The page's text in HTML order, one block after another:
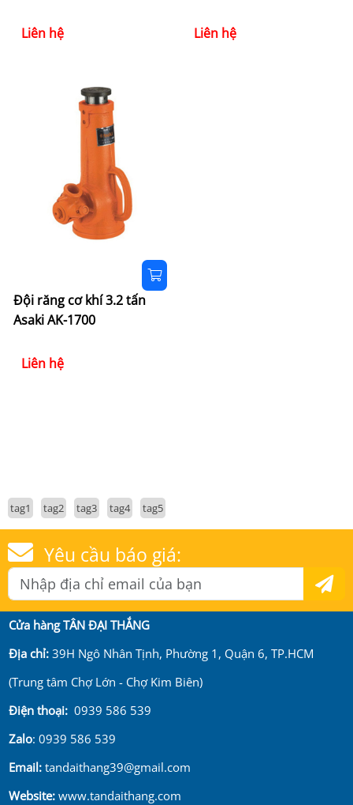
Liên hệ Liên hệ
Đội răng cơ khí 3.2 tấn
Asaki AK-1700
Liên hệ
tag1 tag2 tag3 tag4 tag5
Yêu cầu báo giá:
Cửa hàng TÂN ĐẠI THẮNG
Địa chỉ:39H Ngô Nhân Tịnh, Phường 1, Quận 6, TP.HCM
(Trung tâm Chợ Lớn - Chợ Kim Biên)
Điện thoại: 0939 586 539
Zalo: 0939 586 539
Email:tandaithang39@gmail.com
Website:www.tandaithang.com